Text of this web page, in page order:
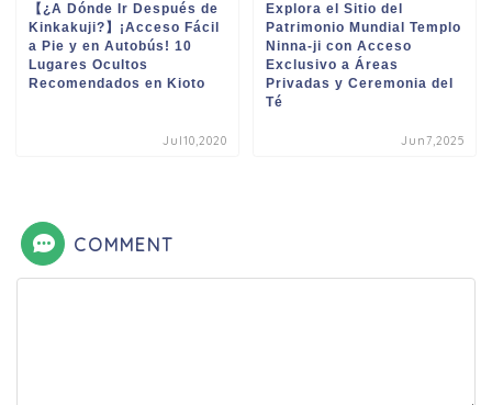
【¿A Dónde Ir Después de
Kinkakuji?】¡Acceso Fácil
a Pie y en Autobús! 10
Lugares Ocultos
Recomendados en Kioto
Jul10,2020
Explora el Sitio del
Patrimonio Mundial Templo
Ninna-ji con Acceso
Exclusivo a Áreas
Privadas y Ceremonia del
Té
Jun7,2025
COMMENT